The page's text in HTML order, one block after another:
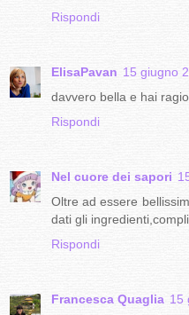
Rispondi
ElisaPavan 15 giugno
davvero bella e hai
Rispondi
Nel cuore dei sapori
Oltre ad essere
dati gli
Rispondi
Francesca Quaglia 15